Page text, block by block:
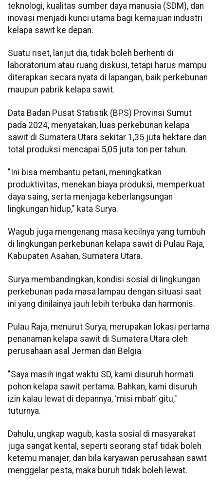
teknologi, kualitas sumber daya manusia (SDM), dan
inovasi menjadi kunci utama bagi kemajuan industri
kelapa sawit ke depan.
Suatu riset, lanjut dia, tidak boleh berhenti di
laboratorium atau ruang diskusi, tetapi harus mampu
diterapkan secara nyata di lapangan, baik perkebunan
maupun pabrik kelapa sawit.
Data Badan Pusat Statistik (BPS) Provinsi Sumut
pada 2024, menyatakan, luas perkebunan kelapa
sawit di Sumatera Utara sekitar 1,35 juta hektare dan
total produksi mencapai 5,05 juta ton per tahun.
"Ini bisa membantu petani, meningkatkan
produktivitas, menekan biaya produksi, memperkuat
daya saing, serta menjaga keberlangsungan
lingkungan hidup," kata Surya.
Wagub juga mengenang masa kecilnya yang tumbuh
di lingkungan perkebunan kelapa sawit di Pulau Raja,
Kabupaten Asahan, Sumatera Utara.
Surya membandingkan, kondisi sosial di lingkungan
perkebunan pada masa lampau dengan situasi saat
ini yang dinilainya jauh lebih terbuka dan harmonis.
Pulau Raja, menurut Surya, merupakan lokasi pertama
penanaman kelapa sawit di Sumatera Utara oleh
perusahaan asal Jerman dan Belgia.
"Saya masih ingat waktu SD, kami disuruh hormati
pohon kelapa sawit pertama. Bahkan, kami disuruh
izin kalau lewat di depannya, ‘misi mbah’ gitu,"
tuturnya.
Dahulu, ungkap wagub, kasta sosial di masyarakat
juga sangat kental, seperti seorang staf tidak boleh
ketemu manajer, dan bila karyawan perusahaan sawit
menggelar pesta, maka buruh tidak boleh lewat.